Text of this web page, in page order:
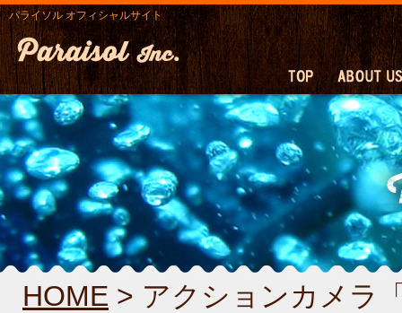
パライソル オフィシャルサイト
HOME > アクションカメラ